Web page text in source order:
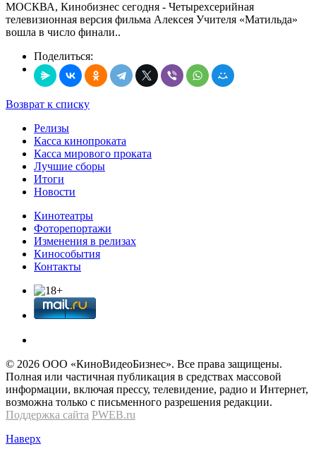
МОСКВА, Кинобизнес сегодня - Четырехсерийная
телевизионная версия фильма Алексея Учителя «Матильда»
вошла в число финали..
Поделиться:
Возврат к списку
Релизы
Касса кинопроката
Касса мирового проката
Лучшие сборы
Итоги
Новости
Кинотеатры
Фоторепортажи
Изменения в релизах
Кинособытия
Контакты
© 2026 OOО «КиноВидеоБизнес». Все права защищены.
Полная или частичная публикация в средствах массовой
информации, включая прессу, телевидение, радио и Интернет,
возможна только с письменного разрешения редакции.
Поддержка сайта PWEB.ru
Наверх